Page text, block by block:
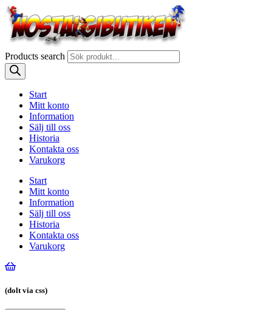
Products search
Start
Mitt konto
Information
Sälj till oss
Historia
Kontakta oss
Varukorg
Start
Mitt konto
Information
Sälj till oss
Historia
Kontakta oss
Varukorg
(dolt via css)